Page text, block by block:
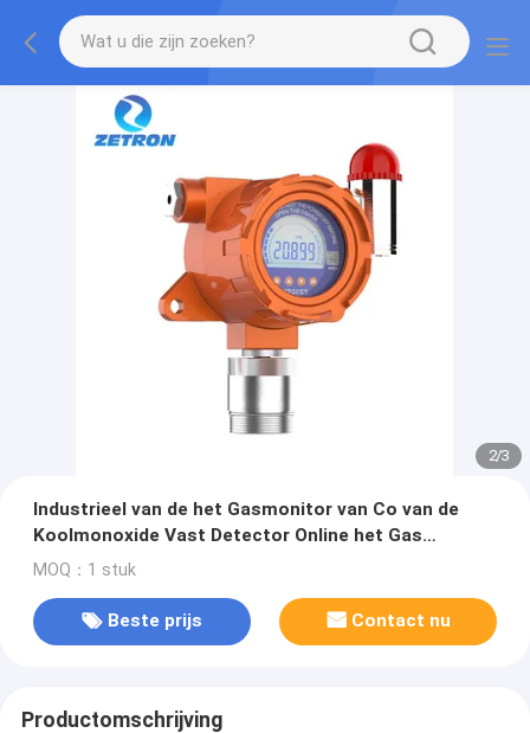
2/3
Industrieel van de het Gasmonitor van Co van de
Koolmonoxide Vast Detector Online het Gas
Controlesysteem
MOQ：1 stuk
Beste prijs Contact nu
Productomschrijving